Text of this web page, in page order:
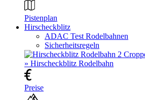
Pistenplan
Hirscheckblitz
ADAC Test Rodelbahnen
Sicherheitsregeln
» Hirscheckblitz Rodelbahn
Preise